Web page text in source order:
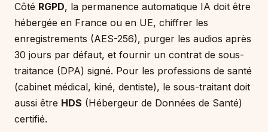
Côté RGPD, la permanence automatique IA doit être
hébergée en France ou en UE, chiffrer les
enregistrements (AES-256), purger les audios après
30 jours par défaut, et fournir un contrat de sous-
traitance (DPA) signé. Pour les professions de santé
(cabinet médical, kiné, dentiste), le sous-traitant doit
aussi être HDS (Hébergeur de Données de Santé)
certifié.